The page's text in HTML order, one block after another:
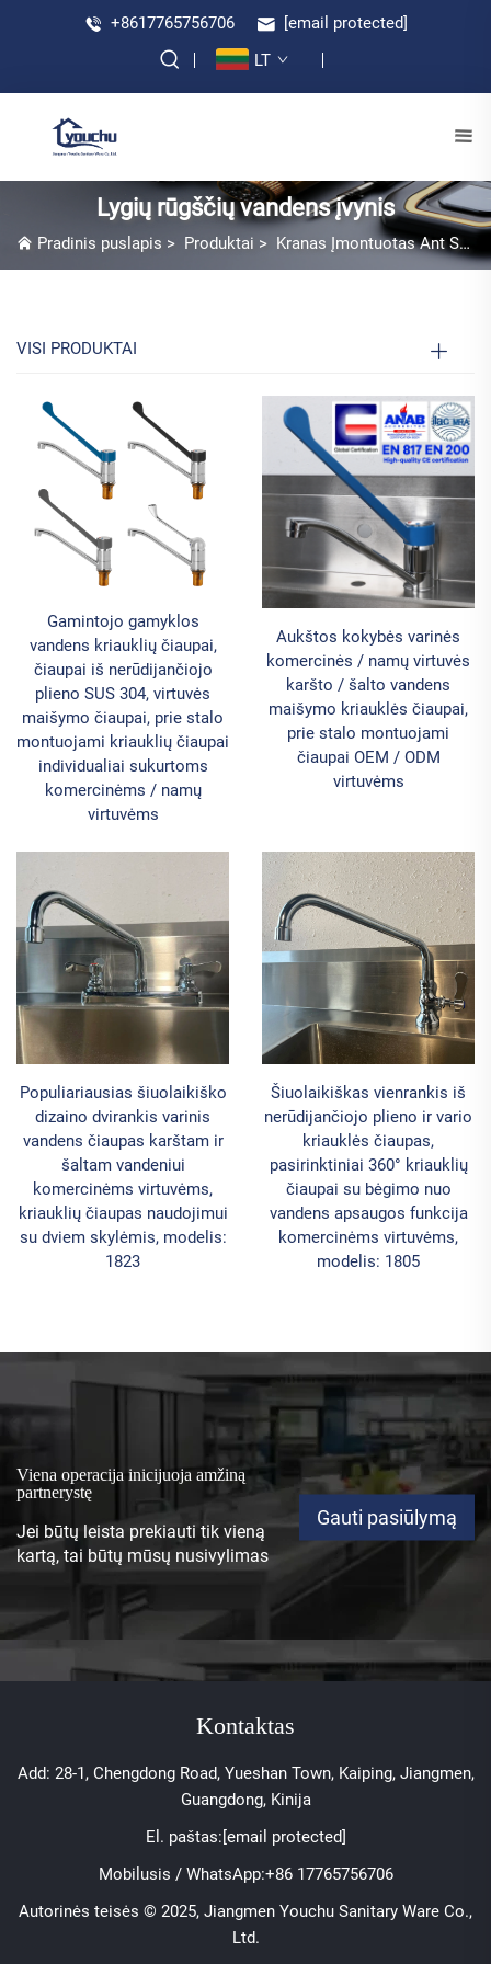
+8617765756706
[email protected]
LT
Lygių rūgščių vandens įvynis
Pradinis puslapis > Produktai > Kranas Įmontuotas Ant Stalčio
VISI PRODUKTAI
Gamintojo gamyklos
vandens kriauklių čiaupai,
čiaupai iš nerūdijančiojo
plieno SUS 304, virtuvės
maišymo čiaupai, prie stalo
montuojami kriauklių čiaupai
individualiai sukurtoms
komercinėms / namų
virtuvėms
Aukštos kokybės varinės
komercinės / namų virtuvės
karšto / šalto vandens
maišymo kriauklės čiaupai,
prie stalo montuojami
čiaupai OEM / ODM
virtuvėms
Populiariausias šiuolaikiško
dizaino dvirankis varinis
vandens čiaupas karštam ir
šaltam vandeniui
komercinėms virtuvėms,
kriauklių čiaupas naudojimui
su dviem skylėmis, modelis:
1823
Šiuolaikiškas vienrankis iš
nerūdijančiojo plieno ir vario
kriauklės čiaupas,
pasirinktiniai 360° kriauklių
čiaupai su bėgimo nuo
vandens apsaugos funkcija
komercinėms virtuvėms,
modelis: 1805
Viena operacija inicijuoja amžiną
partnerystę
Jei būtų leista prekiauti tik vieną
kartą, tai būtų mūsų nusivylimas
Gauti pasiūlymą
Kontaktas
Add: 28-1, Chengdong Road, Yueshan Town, Kaiping, Jiangmen,
Guangdong, Kinija
El. paštas:[email protected]
Mobilusis / WhatsApp:+86 17765756706
Autorinės teisės © 2025, Jiangmen Youchu Sanitary Ware Co.,
Ltd.